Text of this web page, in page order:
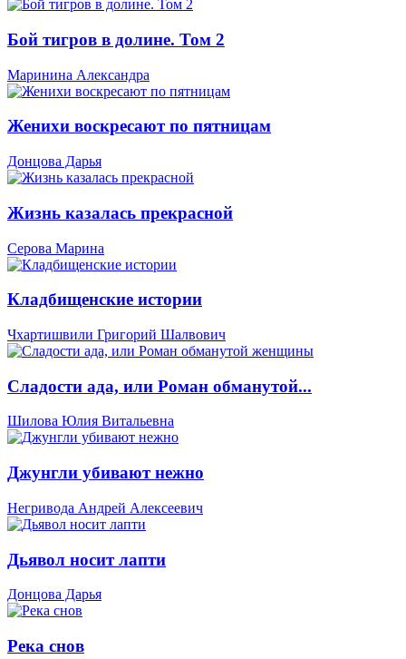
Бой тигров в долине. Том 2
Маринина Александра
Женихи воскресают по пятницам
Донцова Дарья
Жизнь казалась прекрасной
Серова Марина
Кладбищенские истории
Чхартишвили Григорий Шалвович
Сладости ада, или Роман обманутой...
Шилова Юлия Витальевна
Джунгли убивают нежно
Негривода Андрей Алексеевич
Дьявол носит лапти
Донцова Дарья
Река снов